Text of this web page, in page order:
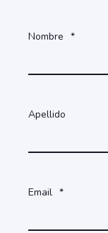
Nombre *
Apellido
Email *